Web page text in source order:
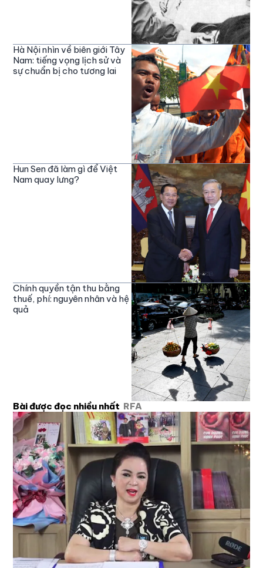
Hà Nội nhìn về biên giới Tây
Nam: tiếng vọng lịch sử và
sự chuẩn bị cho tương lai
Hun Sen đã làm gì để Việt
Nam quay lưng?
Chính quyền tận thu bằng
thuế, phí: nguyên nhân và hệ
quả
Bài được đọc nhiều nhất RFA